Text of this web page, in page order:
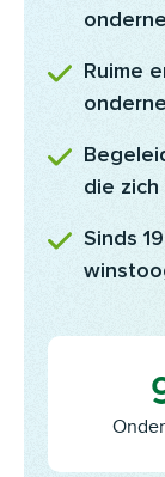
Ruime
die
Sinds